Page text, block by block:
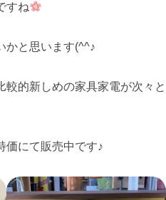
すね
かと思います(^^♪
的新しめの家具家電が次々と
価にて販売中です♪